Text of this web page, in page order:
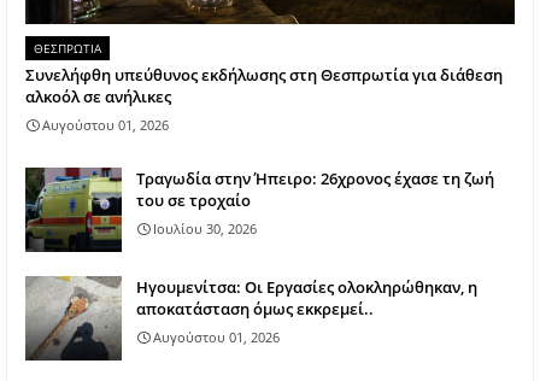
ΘΕΣΠΡΩΤΙΑ
Συνελήφθη υπεύθυνος εκδήλωσης στη Θεσπρωτία για διάθεση
αλκοόλ σε ανήλικες
Αυγούστου 01, 2026
Τραγωδία στην Ήπειρο: 26χρονος έχασε τη ζωή
του σε τροχαίο
Ιουλίου 30, 2026
Ηγουμενίτσα: Οι Εργασίες ολοκληρώθηκαν, η
αποκατάσταση όμως εκκρεμεί..
Αυγούστου 01, 2026